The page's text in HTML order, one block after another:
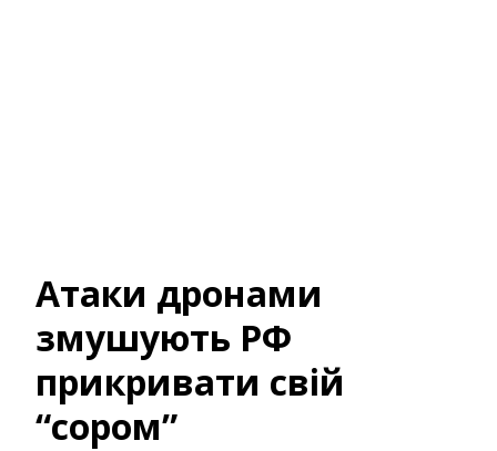
Атаки дронами
змушують РФ
прикривати свій
“сором”